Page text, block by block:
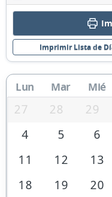
Imprimir Lista de
Lun Mar Mié
27 28 29
4
5 6
11
12 13
18
19 20